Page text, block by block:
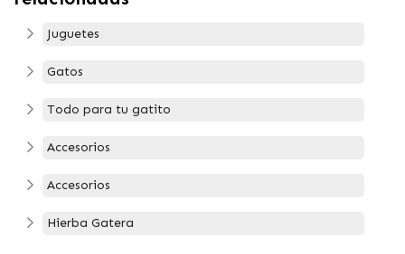
Juguetes
Gatos
Todo para tu gatito
Accesorios
Accesorios
Hierba Gatera